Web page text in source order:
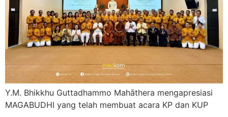
Y.M. Bhikkhu Guttadhammo Mahāthera mengapresiasi
MAGABUDHI yang telah membuat acara KP dan KUP